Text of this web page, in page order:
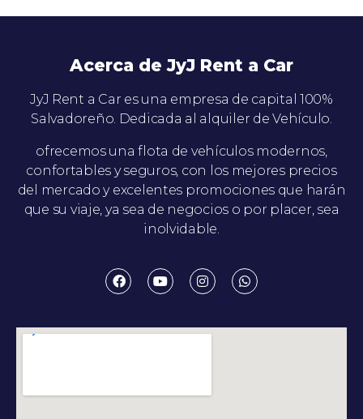
Acerca de JyJ Rent a Car
JyJ Rent a Car es una empresa de capital 100%
Salvadoreño. Dedicada al alquiler de Vehículo.
ofrecemos una flota de vehículos modernos,
confortables y seguros, con los mejores precios
del mercado y excelentes promociones que harán
que su viaje, ya sea de negocios o por placer, sea
inolvidable.